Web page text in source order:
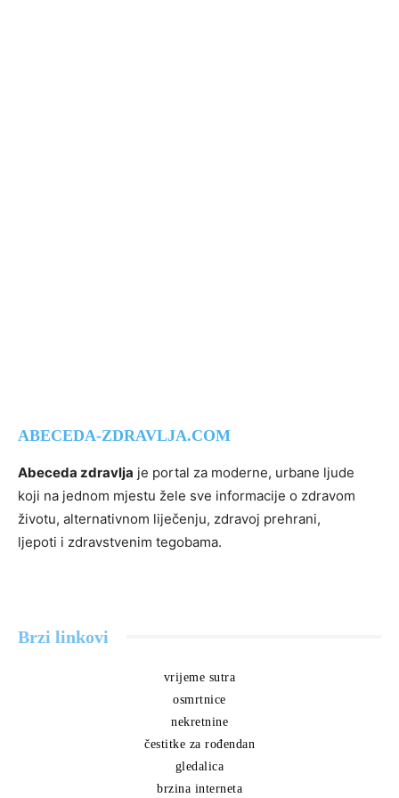
ABECEDA-ZDRAVLJA.COM
Abeceda zdravlja je portal za moderne, urbane ljude
koji na jednom mjestu žele sve informacije o zdravom
životu, alternativnom liječenju, zdravoj prehrani,
ljepoti i zdravstvenim tegobama.
Brzi linkovi
vrijeme sutra
osmrtnice
nekretnine
čestitke za rođendan
gledalica
brzina interneta